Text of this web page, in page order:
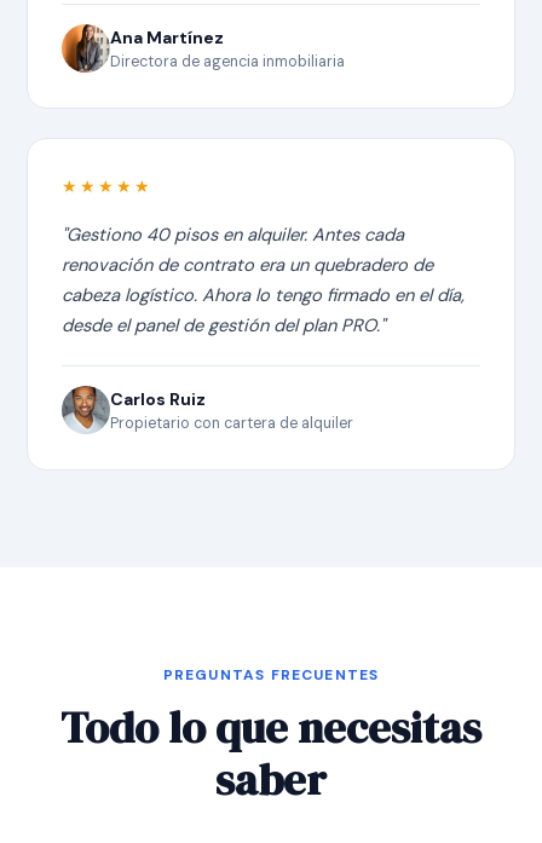
Ana Martínez
Directora de agencia inmobiliaria
★★★★★
"Gestiono 40 pisos en alquiler. Antes cada
renovación de contrato era un quebradero de
cabeza logístico. Ahora lo tengo firmado en el día,
desde el panel de gestión del plan PRO."
Carlos Ruiz
Propietario con cartera de alquiler
PREGUNTAS FRECUENTES
Todo lo que necesitas
saber